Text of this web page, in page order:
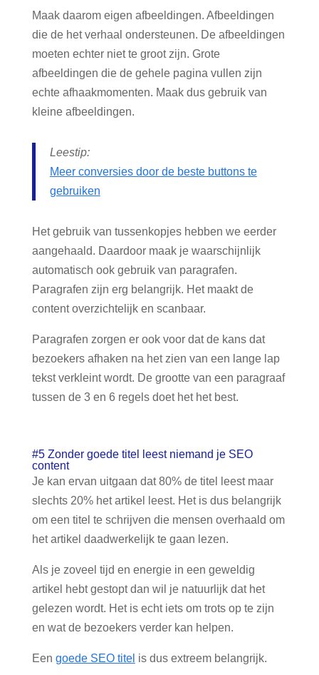
Maak daarom eigen afbeeldingen. Afbeeldingen
die de het verhaal ondersteunen. De afbeeldingen
moeten echter niet te groot zijn. Grote
afbeeldingen die de gehele pagina vullen zijn
echte afhaakmomenten. Maak dus gebruik van
kleine afbeeldingen.
Leestip:
Meer conversies door de beste buttons te
gebruiken
Het gebruik van tussenkopjes hebben we eerder
aangehaald. Daardoor maak je waarschijnlijk
automatisch ook gebruik van paragrafen.
Paragrafen zijn erg belangrijk. Het maakt de
content overzichtelijk en scanbaar.
Paragrafen zorgen er ook voor dat de kans dat
bezoekers afhaken na het zien van een lange lap
tekst verkleint wordt. De grootte van een paragraaf
tussen de 3 en 6 regels doet het het best.
#5 Zonder goede titel leest niemand je SEO
content
Je kan ervan uitgaan dat 80% de titel leest maar
slechts 20% het artikel leest. Het is dus belangrijk
om een titel te schrijven die mensen overhaald om
het artikel daadwerkelijk te gaan lezen.
Als je zoveel tijd en energie in een geweldig
artikel hebt gestopt dan wil je natuurlijk dat het
gelezen wordt. Het is echt iets om trots op te zijn
en wat de bezoekers verder kan helpen.
Een goede SEO titel is dus extreem belangrijk.